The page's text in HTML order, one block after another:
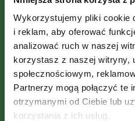
Wykorzystujemy pliki cookie
i reklam, aby oferować
analizować ruch w naszej
korzystasz z naszej witryny,
społecznościowym,
Partnerzy mogą połączyć te
otrzymanymi od Ciebie lub
korzystania z ich usług.
mamy
Wygląda na to, że strona,
innej galaktyki lub nigdy nie
URL lub wróć bezpiecznie